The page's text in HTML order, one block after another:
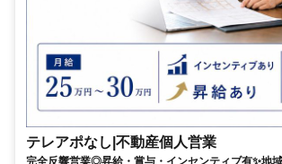
テレアポなし|不動産個人営業
完全反響営業◎昇給・賞与・インセンティブ有✨地